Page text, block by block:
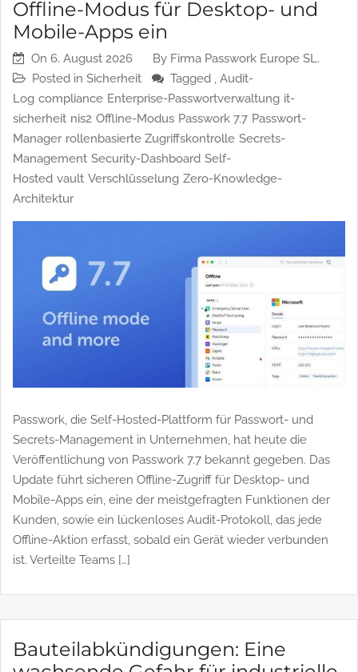
Passwork 7.7 führt sicheren
Offline-Modus für Desktop- und
Mobile-Apps ein
On6. August 2026 ByFirma Passwork Europe SL.
Posted inSicherheit Tagged ,Audit-
Log compliance Enterprise-Passwortverwaltung it-
sicherheit nis2 Offline-Modus Passwork 7.7
Manager rollenbasierte Zugriffskontrolle Secrets-
Management
Passwork, die Self-Hosted-Plattform für Passwort- und
Secrets-Management in Unternehmen, hat heute die
Veröffentlichung von Passwork 7.7 bekannt gegeben. Das
Update führt sicheren Offline-Zugriff für Desktop- und
Mobile-Apps ein, eine der meistgefragten Funktionen der
Kunden, sowie ein lückenloses Audit-Protokoll, das jede
ist. Verteilte Teams […]